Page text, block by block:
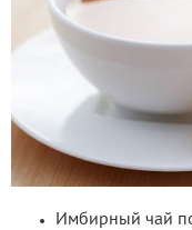
Имбирный чай